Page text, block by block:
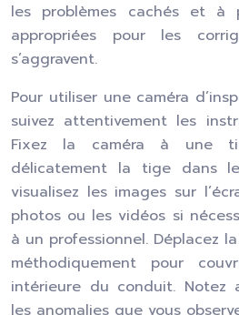
les problèmes cachés et à
appropriées pour les
s’aggravent.
Pour utiliser une caméra
suivez attentivement les
Fixez la caméra à une
délicatement la tige dans
visualisez les images sur
photos ou les vidéos si
à un professionnel. Déplacez
méthodiquement pour
intérieure du conduit. Notez
les anomalies que vous